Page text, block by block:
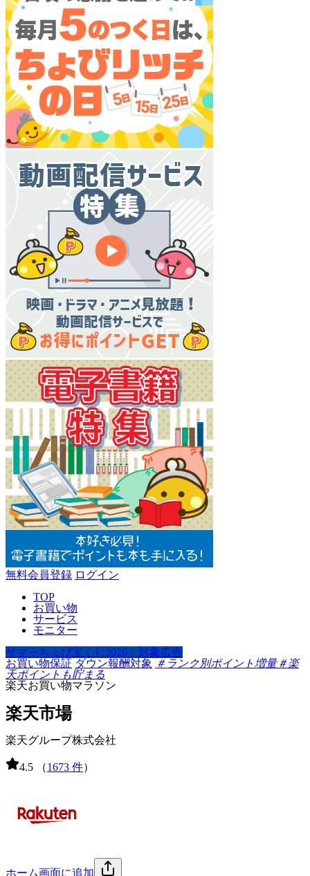
無料会員登録 ログイン
TOP
お買い物
サービス
モニター
サマーちょび宝くじ2026：対象広告
お買い物保証 ダウン報酬対象 ＃ランク別ポイント増量＃楽
天ポイントも貯まる
楽天お買い物マラソン
楽天市場
楽天グループ株式会社
4.5 （1673 件）
ホーム画面に追加